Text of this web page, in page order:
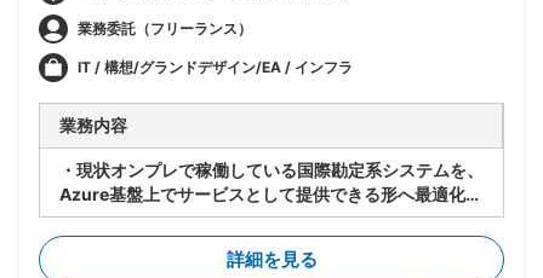
業務委託（フリーランス）
IT / 構想/グランドデザイン/EA / インフラ
業務内容
・現状オンプレで稼働している国際勘定系システムを、
Azure基盤上でサービスとして提供できる形へ最適化す
るPJ
・既存アーキテクチャ(Windows Server等)は維持しつ
つ、Azure基盤への移行・SaaS化を推進
詳細を見る